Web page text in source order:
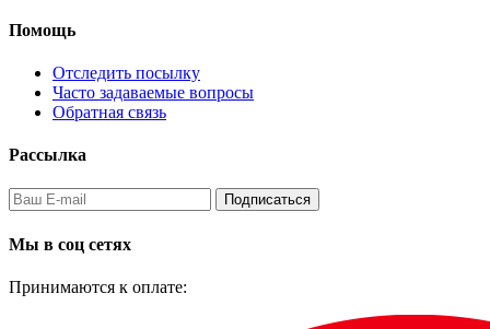
Помощь
Отследить посылку
Часто задаваемые вопросы
Обратная связь
Рассылка
Подписаться
Мы в соц сетях
Принимаются к оплате: